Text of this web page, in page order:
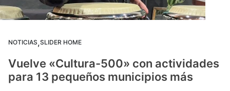
NOTICIAS,SLIDER HOME
Vuelve «Cultura-500» con actividades
para 13 pequeños municipios más